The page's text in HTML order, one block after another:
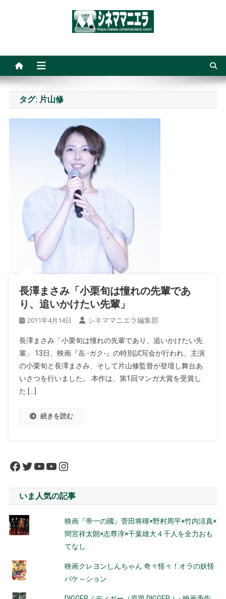
タグ: 片山修
長澤まさみ「小栗旬は憧れの先輩であ
り、追いかけたい先輩」
2011年4月14日 シネママニエラ編集部
長澤まさみ「小栗旬は憧れの先輩であり、追いかけたい先
輩」 13日、映画『岳 -ガク-』の特別試写会が行われ、主演
の小栗旬と長澤まさみ、そして片山修監督が登壇し舞台あ
いさつを行いました。 本作は、第1回マンガ大賞を受賞し
た […]
続きを読む
Facebook
Twitter
YouTube
YouTube
Instagram
いま人気の記事
映画『帝一の國』菅田将暉×野村周平×竹内涼真×
間宮祥太朗×志尊淳×千葉雄大４千人を全力おも
てなし
映画クレヨンしんちゃん 奇々怪々！オラの妖怪
バケ～ション